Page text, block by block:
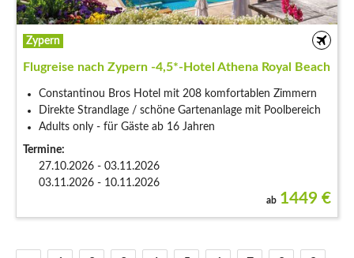
Zypern
Flugreise nach Zypern -4,5*-Hotel Athena Royal Beach
Constantinou Bros Hotel mit 208 komfortablen Zimmern
Direkte Strandlage / schöne Gartenanlage mit Poolbereich
Adults only - für Gäste ab 16 Jahren
Termine:
27.10.2026 - 03.11.2026
03.11.2026 - 10.11.2026
ab 1449 €